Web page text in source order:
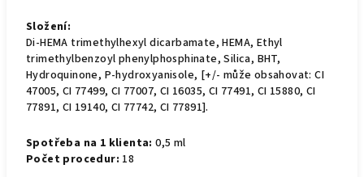
Složení:
Di-HEMA trimethylhexyl dicarbamate, HEMA, Ethyl
trimethylbenzoyl phenylphosphinate, Silica, BHT,
Hydroquinone, P-hydroxyanisole, [+/- může obsahovat: CI
47005, CI 77499, CI 77007, CI 16035, CI 77491, CI 15880, CI
77891, CI 19140, CI 77742, CI 77891].
Spotřeba na 1 klienta: 0,5 ml
Počet procedur: 18